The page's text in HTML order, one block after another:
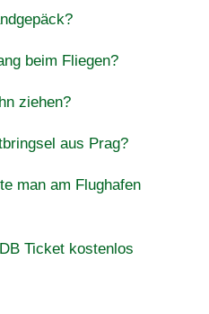
beim Fliegen?
ziehen?
aus Prag?
man am Flughafen
Ticket kostenlos